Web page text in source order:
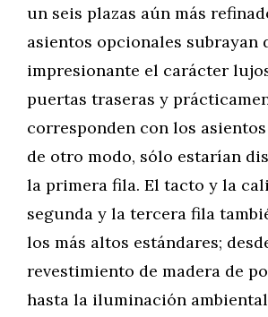
un seis plazas aún más
asientos opcionales subrayan
impresionante el carácter
puertas traseras y
corresponden con los
de otro modo, sólo estarían
la primera fila. El tacto y la
segunda y la tercera fila
los más altos estándares;
revestimiento de madera de
hasta la iluminación